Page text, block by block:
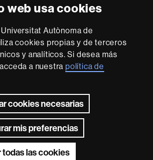
web usa cookies
Autònoma de
cookies propias y de terceros
y analíticos. Si desea más
a nuestrapolítica de
cookies necesarias
mis preferencias
todas las cookies
Excellence
Research
-
Euraxess
Con la financiación de
Protección de datos
web Mapa del web UAB
Autònoma de Barcelona